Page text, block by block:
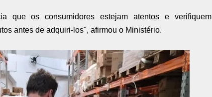
que os consumidores estejam atentos e verifiquem
antes de adquiri-los", afirmou o Ministério.